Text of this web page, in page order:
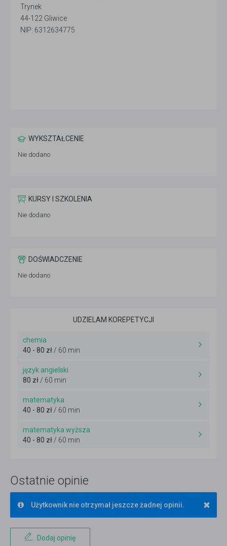
Trynek
44-122 Gliwice
NIP: 6312634775
WYKSZTAŁCENIE
Nie dodano
KURSY I SZKOLENIA
Nie dodano
DOŚWIADCZENIE
Nie dodano
UDZIELAM KOREPETYCJI
chemia
40 - 80 zł/ 60 min
język angielski
80 zł/ 60 min
matematyka
40 - 80 zł/ 60 min
matematyka wyższa
40 - 80 zł/ 60 min
Ostatnie opinie
×
Użytkownik nie otrzymał jeszcze żadnej opinii.
Dodaj opinię